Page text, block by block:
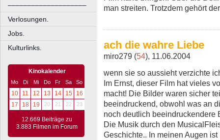
––––––––––––––––––––
Verlosungen.
Jobs.
Kulturlinks.
Kinokalender
Mo Di Mi Do Fr Sa So
10 11 12 13 14 15
16
17
18 19 20 21 22 23
12.669 Beiträge zu
3.883 Filmen im Forum
man streiten. Trotzdem gehört
ach die wahre Liebe
miro279 (54), 11.06.2004
wenn sie so aussieht verzichte
Im Ernst, dieser Film hat vieles
macht! Die Bilder waren sicher
beeindruckend, obwohl was an
noch deutlich beeindruckendere
Die Musik durch den
Geschichte.. In meinen Augen